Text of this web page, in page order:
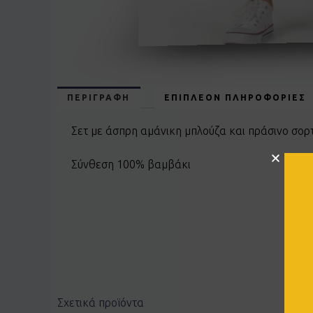
ΠΕΡΙΓΡΑΦΉ ΕΠΙΠΛΈΟΝ ΠΛΗΡΟΦΟΡΊΕΣ
Σετ με άσπρη αμάνικη μπλούζα και πράσινο
Σύνθεση 100% βαμβάκι
Σχετικά προϊόντα